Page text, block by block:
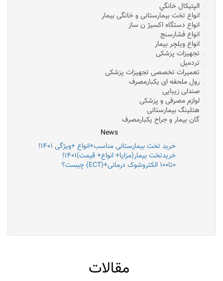
الپتيکال خانگي
انواع تخت بیمارستانی و خانگی بیمار
انواع دستگاه اکسیژ ن ساز
انواع فشارسنج
انواع ویلچر بیمار
تجهیزات پزشکی
تردمیل
تعمیرات تخصصی تجهیزات پزشکی
رول ملحفه ای یکبارمصرف
صندلی زیبایی
لوازم مصرفی و پزشکی
هتلینگ بیمارستانی
گان بیمار و جراح یکبارمصرف
News
خرید تخت بیمارستانی مناسب+انواع +ویژگی ۱۴۰۱!
خریدتخت بیمار(مزایا+ انواع+ قیمت)۱۴۰۱!
۰تا۱۰۰ الکتروشوک درمانی+(ECT) چیست؟
مقالات